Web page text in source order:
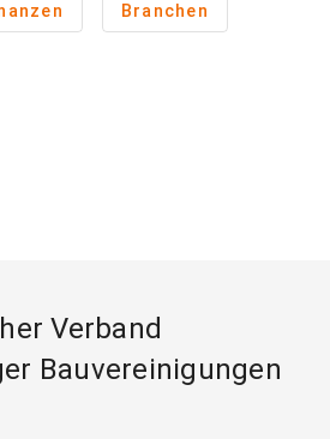
Branchen
Verband
Bauvereinigungen